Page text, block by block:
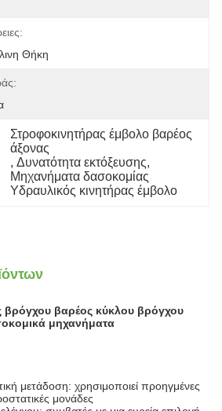
Θήκη
Στροφοκινητήρας έμβολο βαρέος
άξονας
, Δυνατότητα εκτόξευσης,
Μηχανήματα δασοκομίας
Υδραυλικός κινητήρας έμβολο
βρόγχου βαρέος κύκλου βρόγχου
μηχανήματα
μετάδοση: χρησιμοποιεί προηγμένες
μονάδες